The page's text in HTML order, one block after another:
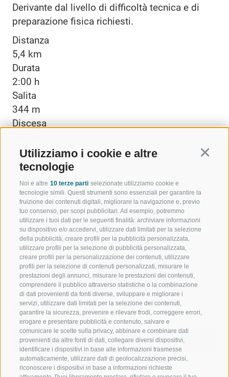
Utilizziamo i cookie e altre
tecnologie
Noi e altre 10 terze parti selezionate utilizziamo cookie e
tecnologie simili. Questi strumenti sono essenziali per garantire la
fruizione dei contenuti digitali, migliorare la navigazione e, previo
tuo consenso, per scopi pubblicitari. Ad esempio, potremmo
utilizzare i tuoi dati per le seguenti finalità: archiviare informazioni
su dispositivo e/o accedervi, utilizzare dati limitati per la selezione
della pubblicità, creare profili per la pubblicità personalizzata,
utilizzare profili per la selezione di pubblicità personalizzata,
creare profili per la personalizzazione dei contenuti, utilizzare
profili per la selezione di contenuti personalizzati, misurare le
prestazioni degli annunci, misurare le prestazioni dei contenuti,
comprendere il pubblico attraverso statistiche o la combinazione
di dati provenienti da fonti diverse, sviluppare e migliorare i
servizi, utilizzare dati limitati per la selezione dei contenuti,
garantire la sicurezza, prevenire e rilevare frodi, correggere errori,
erogare e presentare pubblicità e contenuto, salvare e
comunicare le scelte sulla privacy, abbinare e combinare dati
provenienti da altre fonti di dati, collegare diversi dispositivi,
identificare i dispositivi in base alle informazioni trasmesse
automaticamente, utilizzare dati di geolocalizzazione precisi,
riconoscere i dispositivi in base a informazioni richieste
Derivante dal livello di difficoltà tecnica e di
preparazione fisica richiesti.
Distanza
5,4 km
Durata
2:00 h
Salita
344 m
Discesa
Punto più alto
2.331 m
Punto più basso
1.964 m
Andata e ritorno
STATISTICHE
Punti di interesse
Punti di ristoro
Avvia Anteprima Flyover Interrompi
Anteprima Flyover